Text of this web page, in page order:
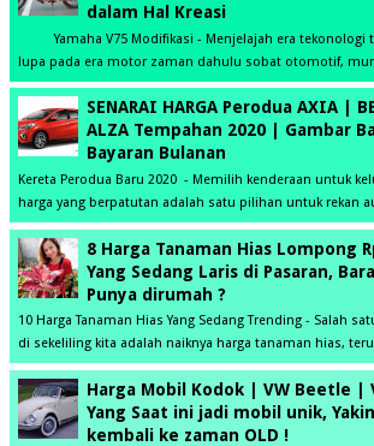
dalam Hal Kreasi
Yamaha V75 Modifikasi - Menjelajah era tekonologi
lupa pada era motor zaman dahulu sobat otomotif,
SENARAI HARGA Perodua AXIA |
ALZA Tempahan 2020 | Gambar
Bayaran Bulanan
Kereta Perodua Baru 2020 - Memilih kenderaan untuk
harga yang berpatutan adalah satu pilihan untuk rekan
8 Harga Tanaman Hias Lompong
Yang Sedang Laris di Pasaran,
Punya dirumah ?
10 Harga Tanaman Hias Yang Sedang Trending - Salah
di sekeliling kita adalah naiknya harga tanaman hias,
Harga Mobil Kodok | VW Beetle |
Yang Saat ini jadi mobil unik,
kembali ke zaman OLD !